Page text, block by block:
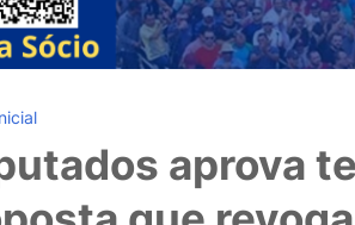
aprova